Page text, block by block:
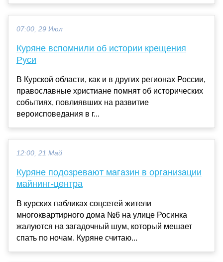
07:00, 29 Июл
Куряне вспомнили об истории крещения
Руси
В Курской области, как и в других регионах России,
православные христиане помнят об исторических
событиях, повлиявших на развитие
вероисповедания в г...
12:00, 21 Май
Куряне подозревают магазин в организации
майнинг-центра
В курских пабликах соцсетей жители
многоквартирного дома №6 на улице Росинка
жалуются на загадочный шум, который мешает
спать по ночам. Куряне считаю...